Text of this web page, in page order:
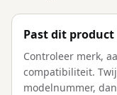
Past dit
Controleer merk,
compatibiliteit.
modelnummer,